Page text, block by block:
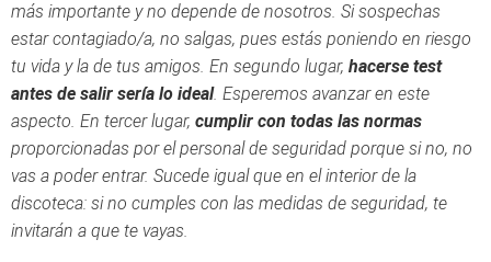
más importante y no depende de nosotros. Si sospechas
estar contagiado/a, no salgas, pues estás poniendo en riesgo
tu vida y la de tus amigos. En segundo lugar, hacerse test
antes de salir sería lo ideal. Esperemos avanzar en este
aspecto. En tercer lugar, cumplir con todas las normas
proporcionadas por el personal de seguridad porque si no, no
vas a poder entrar. Sucede igual que en el interior de la
discoteca: si no cumples con las medidas de seguridad, te
invitarán a que te vayas.